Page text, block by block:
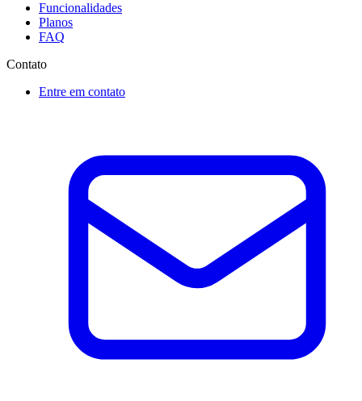
Funcionalidades
Planos
FAQ
Contato
Entre em contato